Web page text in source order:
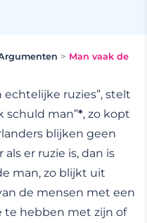
> Man vaak de
echtelijke ruzies”, stelt
schuld man”*, zo kopt
blijken geen
er ruzie is, dan is
man, zo blijkt uit
de mensen met een
te hebben met zijn of